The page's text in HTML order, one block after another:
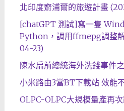
北印度齋浦爾的旅遊計畫
[chatGPT 測試]寫一隻
Python，調用ffmepg調整
04-23)
陳水扁前總統海外洗錢事件
小米路由3當BT下載站 效能
OLPC-OLPC大規模量產再